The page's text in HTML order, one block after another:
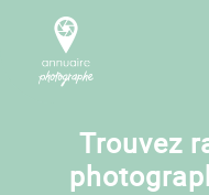
Trouvez